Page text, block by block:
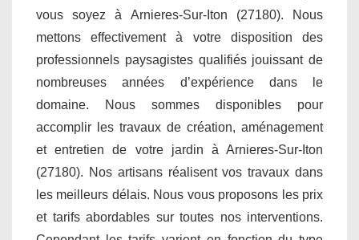
vous soyez à Arnieres-Sur-Iton (27180). Nous
mettons effectivement à votre disposition des
professionnels paysagistes qualifiés jouissant de
nombreuses années d’expérience dans le
domaine. Nous sommes disponibles pour
accomplir les travaux de création, aménagement
et entretien de votre jardin à Arnieres-Sur-Iton
(27180). Nos artisans réalisent vos travaux dans
les meilleurs délais. Nous vous proposons les prix
et tarifs abordables sur toutes nos interventions.